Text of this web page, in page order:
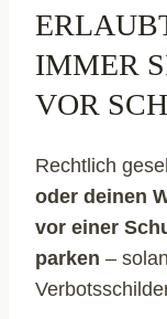
IMMER
VOR
Rechtlich
oder deinen
vor einer
parken –